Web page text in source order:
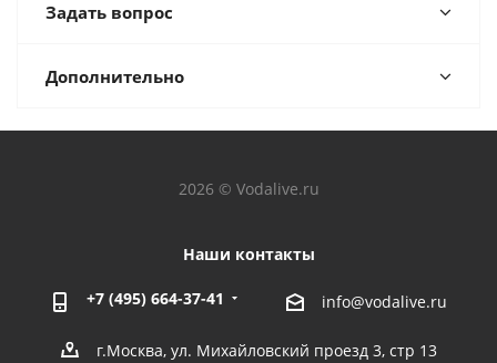
Задать вопрос
Дополнительно
2026 © Vodalive.ru
Наши контакты
+7 (495) 664-37-41 info@vodalive.ru
г.Москва, ул. Михайловский проезд 3, стр 13